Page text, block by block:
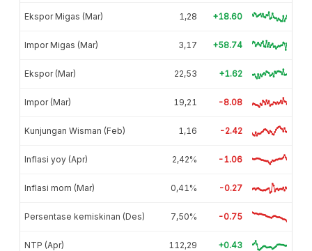
Ekspor Migas (Mar) 1,28 +18.60
Impor Migas (Mar) 3,17 +58.74
Ekspor (Mar) 22,53 +1.62
Impor (Mar) 19,21 -8.08
Kunjungan Wisman (Feb) 1,16 -2.42
Inflasi yoy (Apr) 2,42% -1.06
Inflasi mom (Mar) 0,41% -0.27
Persentase kemiskinan (Des) 7,50% -0.75
NTP (Apr) 112,29 +0.43